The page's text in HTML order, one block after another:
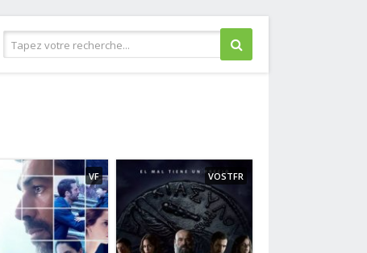
Horreur
Judiciaire
Musical
Policier
Romance
VF VOSTFR